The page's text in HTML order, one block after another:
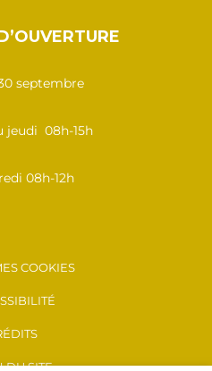
septembre
jeudi 08h-15h
08h-12h
COOKIES
DU SITE